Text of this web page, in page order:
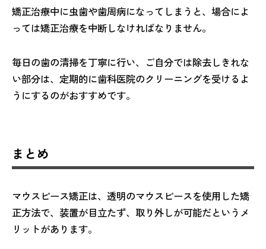
矯正治療中に虫歯や歯周病になってしまうと、場合によ
っては矯正治療を中断しなければなりません。
毎日の歯の清掃を丁寧に行い、ご自分では除去しきれな
い部分は、定期的に歯科医院のクリーニングを受けるよ
うにするのがおすすめです。
まとめ
マウスピース矯正は、透明のマウスピースを使用した矯
正方法で、装置が目立たず、取り外しが可能だというメ
リットがあります。